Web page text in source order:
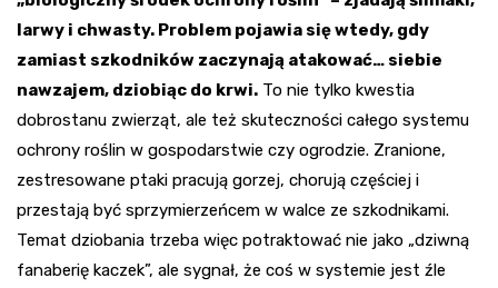
larwy i chwasty. Problem pojawia się wtedy, gdy
zamiast szkodników zaczynają atakować… siebie
nawzajem, dziobiąc do krwi. To nie tylko kwestia
dobrostanu zwierząt, ale też skuteczności całego systemu
ochrony roślin w gospodarstwie czy ogrodzie. Zranione,
zestresowane ptaki pracują gorzej, chorują częściej i
przestają być sprzymierzeńcem w walce ze szkodnikami.
Temat dziobania trzeba więc potraktować nie jako „dziwną
fanaberię kaczek”, ale sygnał, że coś w systemie jest źle